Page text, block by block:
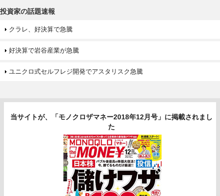
投資家の話題速報
クラレ、好決算で急騰
好決算で岩谷産業が急騰
ユニクロ式セルフレジ開発でアスタリスク急騰
当サイトが、「モノクロザマネー2018年12月号」に掲載されまし
た